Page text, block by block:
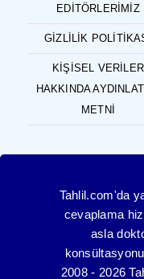
EDITÖRLERIMIZ
GIZLILIK
KIŞISEL VERILER
HAKKINDA
METNI
Tahlil.com'da
cevaplama
asla
2008 - 2026